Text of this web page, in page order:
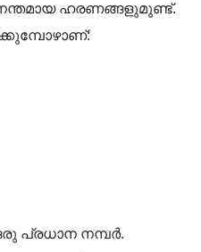
ഹരണങ്ങളുമുണ്ട്.
പ്രധാന നമ്പർ.